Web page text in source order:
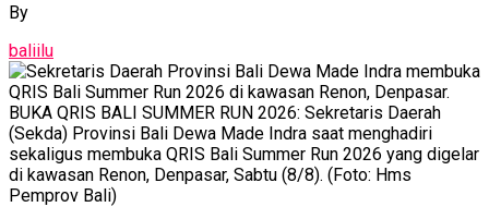
By
baliilu
BUKA QRIS BALI SUMMER RUN 2026: Sekretaris Daerah
(Sekda) Provinsi Bali Dewa Made Indra saat menghadiri
sekaligus membuka QRIS Bali Summer Run 2026 yang digelar
di kawasan Renon, Denpasar, Sabtu (8/8). (Foto: Hms
Pemprov Bali)